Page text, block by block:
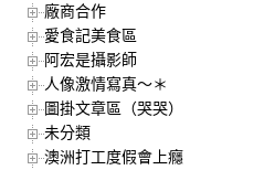
廠商合作
愛食記美食區
阿宏是攝影師
人像激情寫真～＊
圖掛文章區（哭哭）
未分類
澳洲打工度假會上癮